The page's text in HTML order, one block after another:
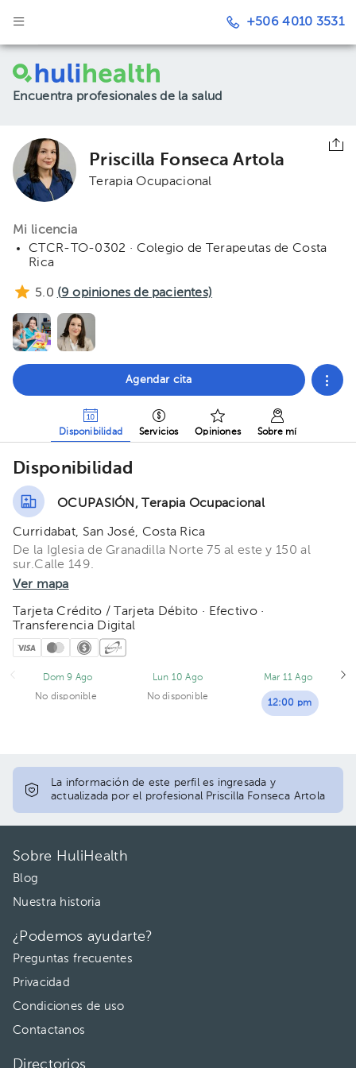
+506 4010 3531
Encuentra profesionales de la salud
Priscilla Fonseca Artola
Terapia Ocupacional
Mi licencia
CTCR-TO-0302 · Colegio de Terapeutas de Costa
Rica
5.0 (9 opiniones de pacientes)
Agendar cita
Disponibilidad Servicios Opiniones Sobre mí
Disponibilidad
OCUPASIÓN, Terapia Ocupacional
Curridabat, San José, Costa Rica
De la Iglesia de Granadilla Norte 75 al este y 150 al
sur.Calle 149.
Ver mapa
Tarjeta Crédito / Tarjeta Débito · Efectivo ·
Transferencia Digital
Dom 9 Ago
No disponible
Lun 10 Ago
No disponible
Mar 11 Ago
12:00 pm
La información de este perfil es ingresada y
actualizada por el profesional Priscilla Fonseca Artola
Sobre HuliHealth
Blog
Nuestra historia
¿Podemos ayudarte?
Preguntas frecuentes
Privacidad
Condiciones de uso
Contactanos
Directorios